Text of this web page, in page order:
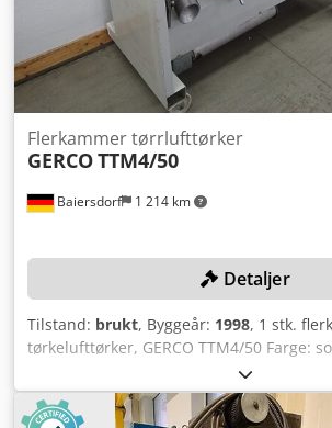
Baiersdorf 1 214 km
Flerkammer tørrlufttørker
GERCOTTM4/50
Detaljer
Tilstand: brukt, Byggeår: 1998, 1 stk.
tørkelufttørker, GERCO TTM4/50 Farge:
henhold til bilder og inspeksjon Djdpfx
Byggeår: 1998 Tilstand: brukt